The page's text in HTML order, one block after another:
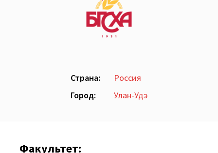
Документация
Архитектура Loginom
Системные требования
Страна:
Россия
Город:
Улан-Удэ
Факультет: